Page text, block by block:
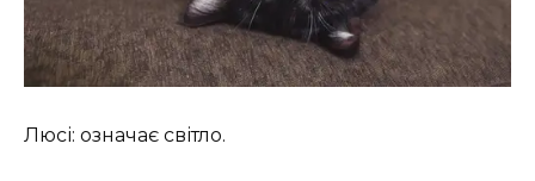
Люсі: означає світло.